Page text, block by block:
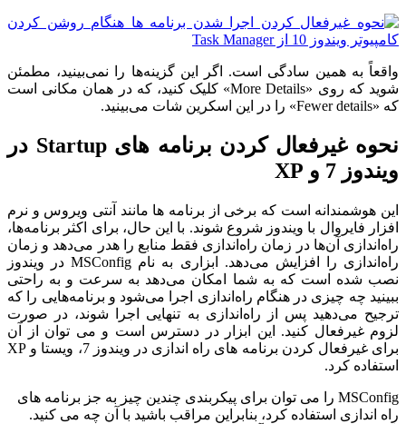
واقعاً به همین سادگی است. اگر این گزینه‌ها را نمی‌بینید، مطمئن
شوید که روی «More Details» کلیک کنید، که در همان مکانی است
که «Fewer details» را در این اسکرین شات می‌بینید.
نحوه غیرفعال کردن برنامه های Startup در
ویندوز 7 و XP
این هوشمندانه است که برخی از برنامه ها مانند آنتی ویروس و نرم
افزار فایروال با ویندوز شروع شوند. با این حال، برای اکثر برنامه‌ها،
راه‌اندازی آن‌ها در زمان راه‌اندازی فقط منابع را هدر می‌دهد و زمان
راه‌اندازی را افزایش می‌دهد. ابزاری به نام MSConfig در ویندوز
نصب شده است که به شما امکان می‌دهد به سرعت و به راحتی
ببینید چه چیزی در هنگام راه‌اندازی اجرا می‌شود و برنامه‌هایی را که
ترجیح می‌دهید پس از راه‌اندازی به تنهایی اجرا شوند، در صورت
لزوم غیرفعال کنید. این ابزار در دسترس است و می توان از آن
برای غیرفعال کردن برنامه های راه اندازی در ویندوز 7، ویستا و XP
استفاده کرد.
MSConfig را می توان برای پیکربندی چندین چیز به جز برنامه های
راه اندازی استفاده کرد، بنابراین مراقب باشید با آن چه می کنید.